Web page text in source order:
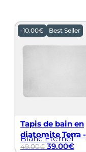
-10.00€ Best Seller
Tapis de bain en
diatomite Terra -
Blanc Éternel
49.00€ 39.00€